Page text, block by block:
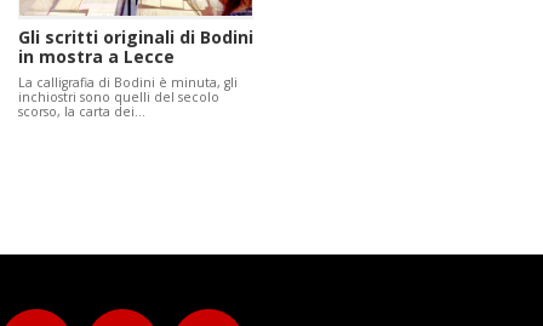
Gli scritti originali di Bodini
in mostra a Lecce
La calligrafia di Bodini è minuta, gli
inchiostri sono quelli del secolo
scorso, la carta dei…